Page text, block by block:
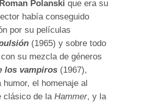
Polanskique era su
había conseguido
por su películas
(1965) y sobre todo
su mezcla de géneros
los vampiros (1967),
humor, el homenaje al
clásico de laHammer, y la